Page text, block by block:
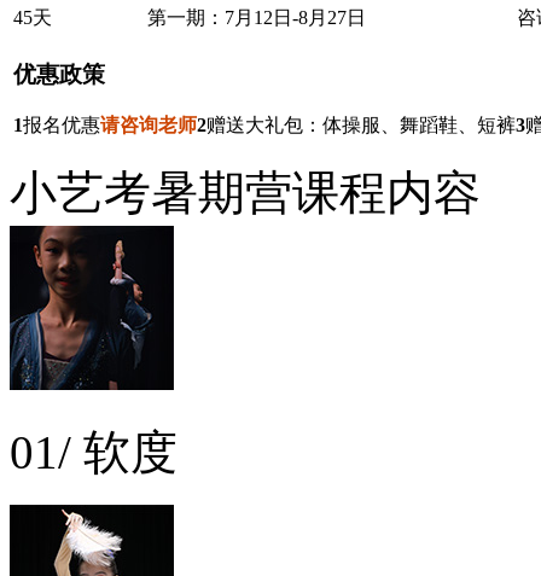
45天 第一期：7月12日-8月27日 咨
优惠政策
1报名优惠请咨询老师2赠送大礼包：体操服、舞蹈鞋、短裤3
小艺考暑期营课程内容
01/ 软度